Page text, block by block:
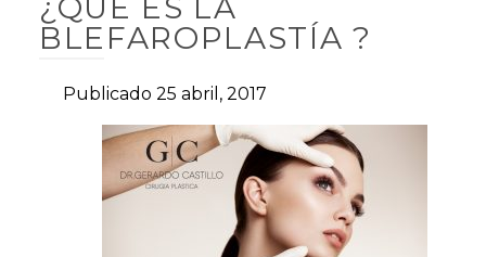
¿QUÉ ES LA
BLEFAROPLASTÍA ?
Publicado 25 abril, 2017